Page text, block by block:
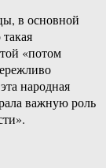
в основной
«потом
народная
важную роль